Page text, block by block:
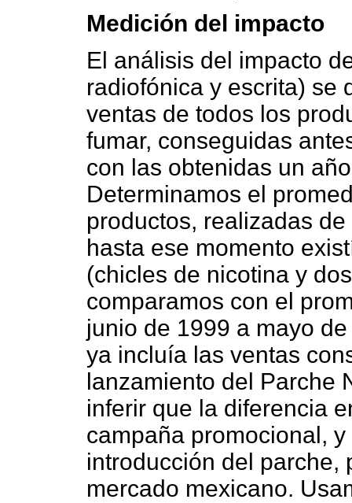
Medición del impacto
El análisis del impacto
radiofónica y escrita) se
ventas de todos los
fumar, conseguidas
con las obtenidas un
Determinamos el
productos, realizadas
hasta ese momento
(chicles de nicotina y
comparamos con el
junio de 1999 a mayo
ya incluía las ventas
lanzamiento del Parche
inferir que la diferencia
campaña promocional,
introducción del parche,
mercado mexicano.